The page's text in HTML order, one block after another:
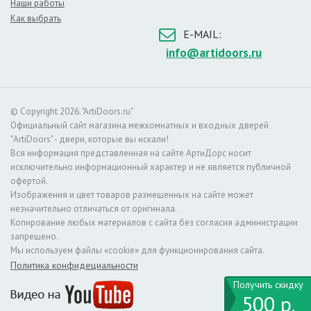
– длительный срок службы,
– экологическая безопасность (такие двери можно
монтировать в детской спальне или лечебном учреждении).
О цвете
Данный цвет является классикой. Это универсальное решение
для любого интерьера: классики, хай–тека и особенно стиля
прованс. Белые двери устанавливаются повсюду. Основной
список помещений, в которых можно установить двери этого
цвета:
– в гостиной комнате,
– детской спальне,
– душевой,
– современном офисе.
Наши работы
Как выбрать
E-MAIL:
info@artidoors.ru
© Copyright 2026. "ArtiDoors.ru"
Официальный сайт магазина межкомнатных и входных дверей
"ArtiDoors" - двери, которые вы искали!
Вся информация представленная на сайте АртиДорс носит
исключительно информационный характер и не является публичной
офертой.
Изображения и цвет товаров размещенных на сайте может
незначительно отличаться от оригинала.
Копирование любых материалов с сайта без согласия администрации
запрещено.
Мы используем файлы «cookie» для функционирования сайта.
Политика конфидециальности
Получить скидку
500 р.